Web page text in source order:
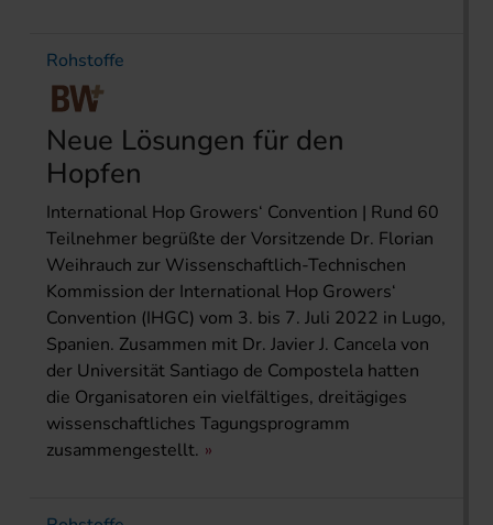
Rohstoffe
Neue Lösungen für den
Hopfen
International Hop Growers‘ Convention | Rund 60
Teilnehmer begrüßte der Vorsitzende Dr. Florian
Weihrauch zur Wissenschaftlich-Technischen
Kommission der International Hop Growers‘
Convention (IHGC) vom 3. bis 7. Juli 2022 in Lugo,
Spanien. Zusammen mit Dr. Javier J. Cancela von
der Universität Santiago de Compostela hatten
die Organisatoren ein vielfältiges, dreitägiges
wissenschaftliches Tagungsprogramm
zusammengestellt.